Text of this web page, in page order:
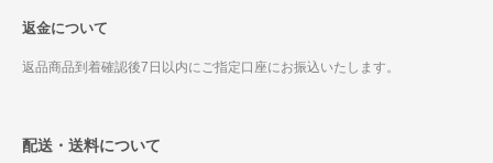
返金について
返品商品到着確認後7日以内にご指定口座にお振込いたします。
配送・送料について